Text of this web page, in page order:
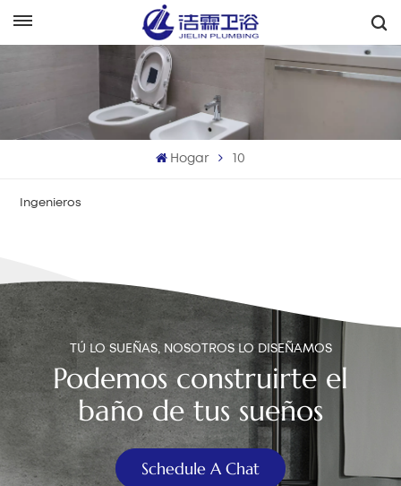
Français
Español
Português
بالعربية
هَوُسَ
Hogar 10
Ingenieros
TÚ LO SUEÑAS, NOSOTROS LO DISEÑAMOS
Podemos construirte el
baño de tus sueños
Schedule A Chat